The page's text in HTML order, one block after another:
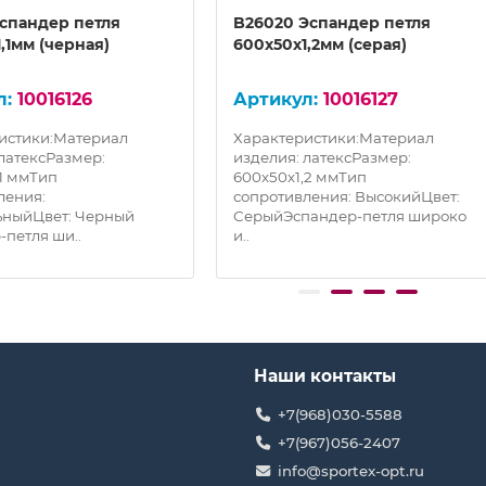
петля
(черная)
10016126
ммТип
Черный
петля ши..
B26020 Эспандер петля
600х50х1,2мм (серая)
10016127
Характеристики:Материал
изделия: латексРазмер:
600х50х1,2 ммТип
сопротивления: ВысокийЦвет:
СерыйЭспандер-петля широко
и..
Наши контакты
+7(968)030-5588
+7(967)056-2407
info@sportex-opt.ru